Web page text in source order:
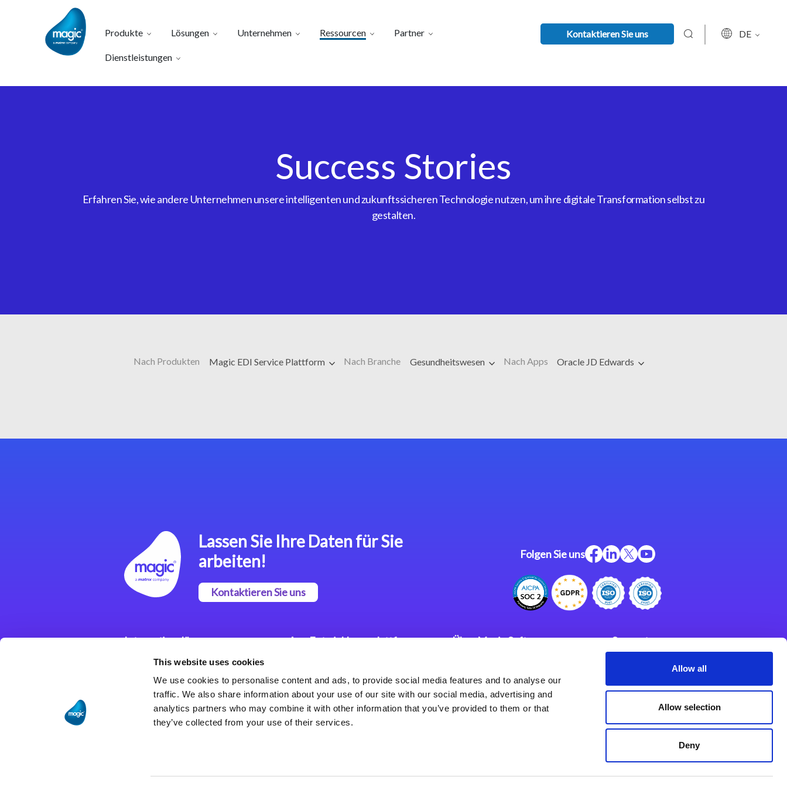
This website uses cookies
We use cookies to personalise content and ads, to provide social media features and to analyse our
traffic. We also share information about your use of our site with our social media, advertising and
analytics partners who may combine it with other information that you’ve provided to them or that
they’ve collected from your use of their services.
Allow all
Allow selection
Deny
Produkte Lösungen Unternehmen Ressourcen Partner
Dienstleistungen
Kontaktieren Sie uns DE
Success Stories
Erfahren Sie, wie andere Unternehmen unsere intelligenten und zukunftssicheren Technologie nutzen, um ihre digitale Transformation selbst zu
gestalten.
Nach Produkten Magic EDI Service Plattform Nach Branche Gesundheitswesen Nach Apps Oracle JD Edwards
Lassen Sie Ihre Daten für Sie
arbeiten!
Kontaktieren Sie uns
Folgen Sie uns
Integrationslösungen
Magic xpi
Integrationsplattform
App Entwicklungsplattform
Plattform
Magic xpa Web Application
Framework
Über Magic Software
Karriere
Datenschutzerklärung
Weltweite Niederlassungen
Support
Impressum